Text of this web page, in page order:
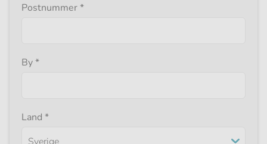
PostnummerObligatorisk
*
ByObligatorisk
*
Land Obligatorisk
*